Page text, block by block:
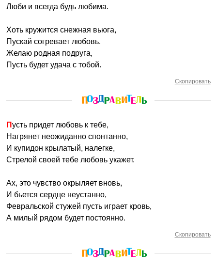
Люби и всегда будь любима.
Хоть кружится снежная вьюга,
Пускай согревает любовь.
Желаю родная подруга,
Пусть будет удача с тобой.
Скопировать
Пусть придет любовь к тебе,
Нагрянет неожиданно спонтанно,
И купидон крылатый, налегке,
Стрелой своей тебе любовь укажет.
Ах, это чувство окрыляет вновь,
И бьется сердце неустанно,
Февральской стужей пусть играет кровь,
А милый рядом будет постоянно.
Скопировать